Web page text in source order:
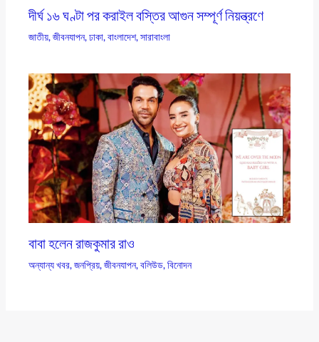
দীর্ঘ ১৬ ঘণ্টা পর করাইল বস্তির আগুন সম্পূর্ণ নিয়ন্ত্রণে
জাতীয়,জীবনযাপন,ঢাকা,বাংলাদেশ,সারাবাংলা
বাবা হলেন রাজকুমার রাও
অন্যান্য খবর,জনপ্রিয়,জীবনযাপন,বলিউড,বিনোদন